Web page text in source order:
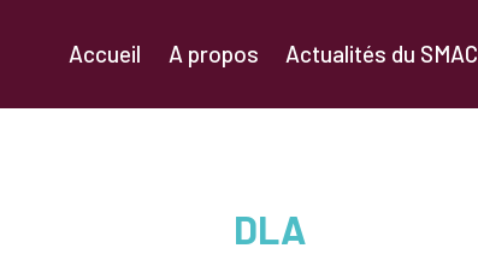
Accueil A propos Actualités du SMAC
DLA